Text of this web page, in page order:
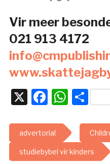
Vir meer
021 913 4172
X Facebook
advertorial
studiebybel vir kinders